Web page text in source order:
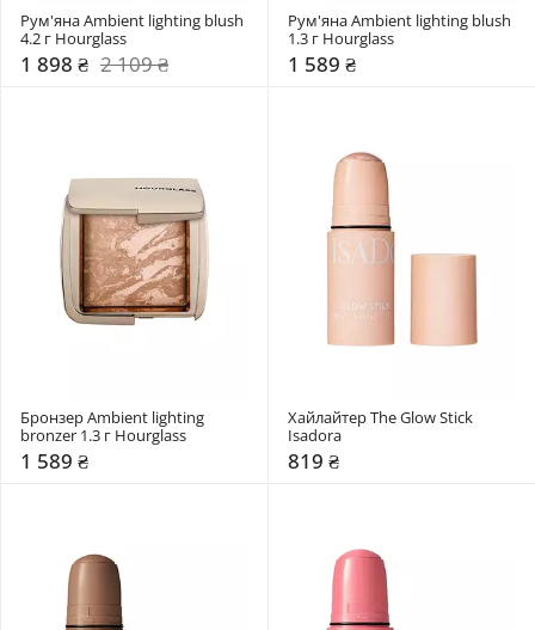
Рум'яна Ambient lighting blush
4.2 г Hourglass
1 898 ₴ 2 109 ₴
Рум'яна Ambient lighting blush
1.3 г Hourglass
1 589 ₴
Бронзер Ambient lighting
bronzer 1.3 г Hourglass
1 589 ₴
Хайлайтер The Glow Stick
Isadora
819 ₴